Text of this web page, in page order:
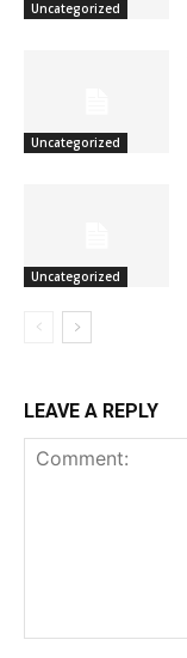
Uncategorized
Uncategorized
Uncategorized
LEAVE A REPLY